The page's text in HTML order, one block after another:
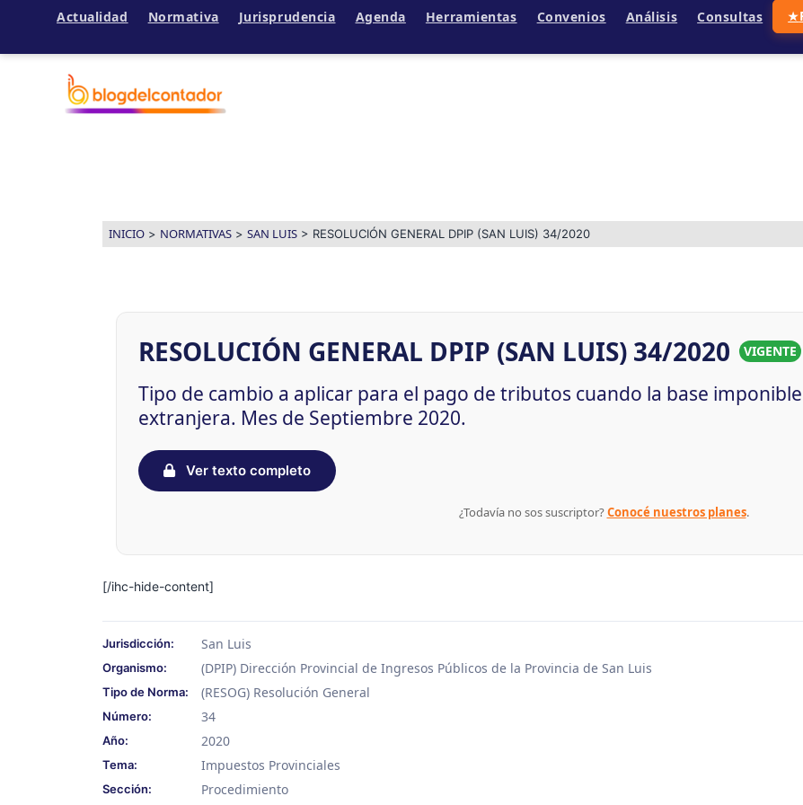
Actualidad Normativa Jurisprudencia Agenda Herramientas Convenios Análisis Consultas ★
INICIO > NORMATIVAS > SAN LUIS > RESOLUCIÓN GENERAL DPIP (SAN LUIS) 34/2020
RESOLUCIÓN GENERAL DPIP (SAN LUIS) 34/2020 VIGENTE
Tipo de cambio a aplicar para el pago de tributos cuando la base
extranjera. Mes de Septiembre 2020.
Ver texto completo
¿Todavía no sos suscriptor?Conocé nuestros planes.
[/ihc-hide-content]
Jurisdicción: San Luis
Organismo: (DPIP) Dirección Provincial de Ingresos Públicos de la Provincia de San Luis
Tipo de Norma: (RESOG) Resolución General
Número: 34
Año: 2020
Tema: Impuestos Provinciales
Sección:
Procedimiento